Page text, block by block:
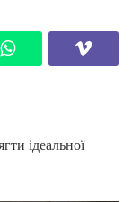
ідеальної